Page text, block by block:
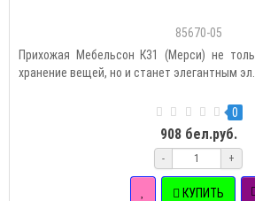
85670-05
Прихожая Мебельсон К31 (Мерси) не
хранение вещей, но и станет элегантным эл..
0
908 бел.руб.
- +
КУПИТЬ